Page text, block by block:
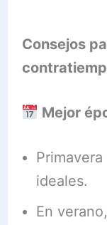
Consejos
Mejor
ideales.
En